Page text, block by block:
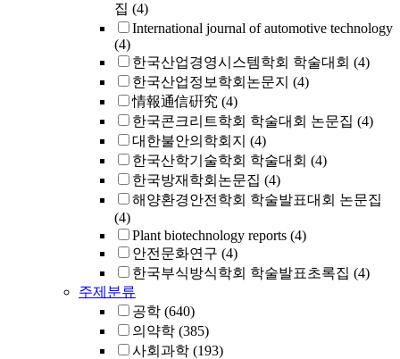
집 (4)
International journal of automotive technology
(4)
한국산업경영시스템학회 학술대회 (4)
한국산업정보학회논문지 (4)
情報通信硏究 (4)
한국콘크리트학회 학술대회 논문집 (4)
대한불안의학회지 (4)
한국산학기술학회 학술대회 (4)
한국방재학회논문집 (4)
해양환경안전학회 학술발표대회 논문집
(4)
Plant biotechnology reports (4)
안전문화연구 (4)
한국부식방식학회 학술발표초록집 (4)
주제분류
공학 (640)
의약학 (385)
사회과학 (193)